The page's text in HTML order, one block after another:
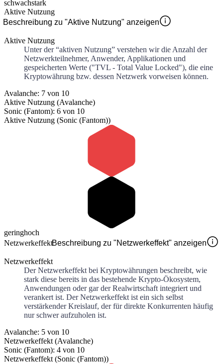
schwachstark
Aktive Nutzung
Beschreibung zu "Aktive Nutzung" anzeigen
Aktive Nutzung
Unter der “aktiven Nutzung” verstehen wir die Anzahl der
Netzwerkteilnehmer, Anwender, Applikationen und
gespeicherten Werte ("TVL - Total Value Locked"), die eine
Kryptowährung bzw. dessen Netzwerk vorweisen können.
Avalanche: 7 von 10
Aktive Nutzung (Avalanche)
Sonic (Fantom): 6 von 10
Aktive Nutzung (Sonic (Fantom))
geringhoch
NetzwerkeffektBeschreibung zu "Netzwerkeffekt" anzeigen
Netzwerkeffekt
Der Netzwerkeffekt bei Kryptowährungen beschreibt, wie
stark diese bereits in das bestehende Krypto-Ökosystem,
Anwendungen oder gar der Realwirtschaft integriert und
verankert ist. Der Netzwerkeffekt ist ein sich selbst
verstärkender Kreislauf, der für direkte Konkurrenten häufig
nur schwer aufzuholen ist.
Avalanche: 5 von 10
Netzwerkeffekt (Avalanche)
Sonic (Fantom): 4 von 10
Netzwerkeffekt (Sonic (Fantom))